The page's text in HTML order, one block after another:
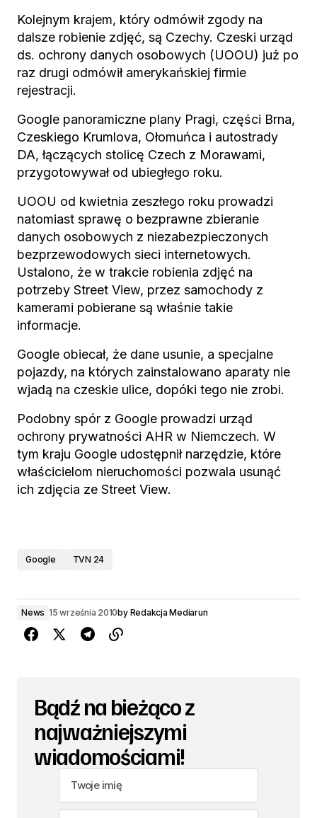
Kolejnym krajem, który odmówił zgody na
dalsze robienie zdjęć, są Czechy. Czeski urząd
ds. ochrony danych osobowych (UOOU) już po
raz drugi odmówił amerykańskiej firmie
rejestracji.
Google panoramiczne plany Pragi, części Brna,
Czeskiego Krumlova, Ołomuńca i autostrady
DA, łączących stolicę Czech z Morawami,
przygotowywał od ubiegłego roku.
UOOU od kwietnia zeszłego roku prowadzi
natomiast sprawę o bezprawne zbieranie
danych osobowych z niezabezpieczonych
bezprzewodowych sieci internetowych.
Ustalono, że w trakcie robienia zdjęć na
potrzeby Street View, przez samochody z
kamerami pobierane są właśnie takie
informacje.
Google obiecał, że dane usunie, a specjalne
pojazdy, na których zainstalowano aparaty nie
wjadą na czeskie ulice, dopóki tego nie zrobi.
Podobny spór z Google prowadzi urząd
ochrony prywatności AHR w Niemczech. W
tym kraju Google udostępnił narzędzie, które
właścicielom nieruchomości pozwala usunąć
ich zdjęcia ze Street View.
Google TVN 24
News 15 września 2010by Redakcja Mediarun
Bądź na bieżąco z
najważniejszymi
wiadomościami!